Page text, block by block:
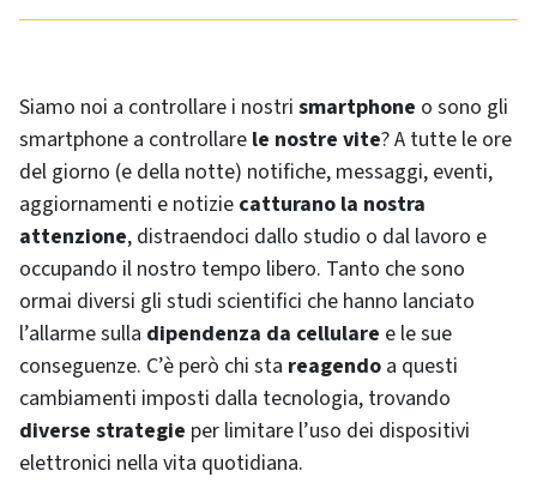
Siamo noi a controllare i nostri smartphone o sono gli
smartphone a controllare le nostre vite? A tutte le ore
del giorno (e della notte) notifiche, messaggi, eventi,
aggiornamenti e notizie catturano la nostra
attenzione, distraendoci dallo studio o dal lavoro e
occupando il nostro tempo libero. Tanto che sono
ormai diversi gli studi scientifici che hanno lanciato
l’allarme sulla dipendenza da cellulare e le sue
conseguenze. C’è però chi sta reagendo a questi
cambiamenti imposti dalla tecnologia, trovando
diverse strategie per limitare l’uso dei dispositivi
elettronici nella vita quotidiana.